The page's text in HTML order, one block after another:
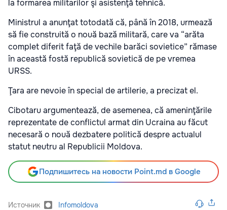
la formarea militarilor şi asistenţă tehnică.
Ministrul a anunţat totodată că, până în 2018, urmează
să fie construită o nouă bază militară, care va “arăta
complet diferit faţă de vechile barăci sovietice” rămase
în această fostă republică sovietică de pe vremea
URSS.
Ţara are nevoie în special de artilerie, a precizat el.
Cibotaru argumentează, de asemenea, că ameninţările
reprezentate de conflictul armat din Ucraina au făcut
necesară o nouă dezbatere politică despre actualul
statut neutru al Republicii Moldova.
Подпишитесь на новости Point.md в Google
Источник Infomoldova